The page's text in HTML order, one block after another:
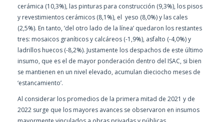
cerámica (10,3%), las pinturas para construcción (9,3%), los pisos
y revestimientos cerámicos (8,1%), el yeso (8,0%) y las cales
(2,5%). En tanto, ’del otro lado de la línea’ quedaron los restantes
tres: mosaicos graníticos y calcáreos (-1,9%), asfalto (-4,0%) y
ladrillos huecos (-8,2%). Justamente los despachos de este último
insumo, que es el de mayor ponderación dentro del ISAC, si bien
se mantienen en un nivel elevado, acumulan dieciocho meses de
‘estancamiento’.
Al considerar los promedios de la primera mitad de 2021 y de
2022 surge que los mayores avances se observaron en insumos